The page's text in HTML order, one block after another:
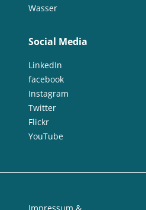
Wasser
Social Media
LinkedIn
facebook
Instagram
Twitter
Flickr
YouTube